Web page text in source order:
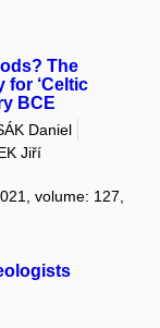
The
for ‘Celtic
BCE
Daniel
Jiří
volume: 127,